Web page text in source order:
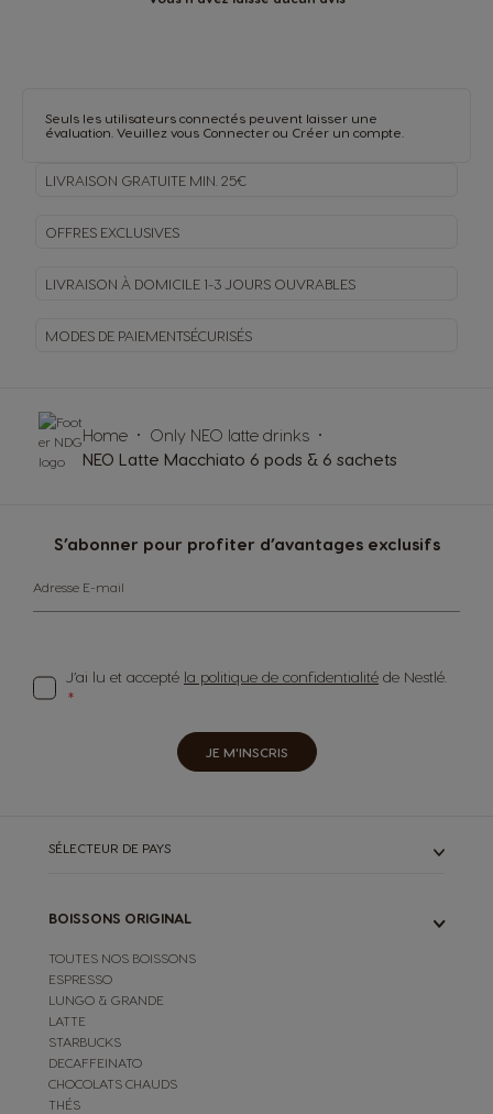
Seuls les utilisateurs connectés peuvent laisser une
évaluation. Veuillez vous Connecter ou Créer un compte
LIVRAISON GRATUITE MIN. 25€
OFFRES EXCLUSIVES
LIVRAISON À DOMICILE 1-3 JOURS OUVRABLES
MODES DE PAIEMENTSÉCURISÉS
S’abonner pour profiter d’avantages exclusifs
Adresse E-mail
J’ai lu et accepté la politique de confidentialité de Nestlé.
JE M'INSCRIS
Home
Only NEO latte drinks
NEO Latte Macchiato 6 pods & 6 sachets
SÉLECTEUR DE PAYS
BOISSONS ORIGINAL
TOUTES NOS BOISSONS
ESPRESSO
LUNGO & GRANDE
LATTE
STARBUCKS
DECAFFEINATO
CHOCOLATS CHAUDS
THÉS